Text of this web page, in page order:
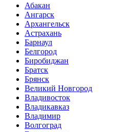
Абакан
Ангарск
Архангельск
Астрахань
Барнаул
Белгород
Биробиджан
Братск
Брянск
Великий Новгород
Владивосток
Владикавказ
Владимир
Волгоград